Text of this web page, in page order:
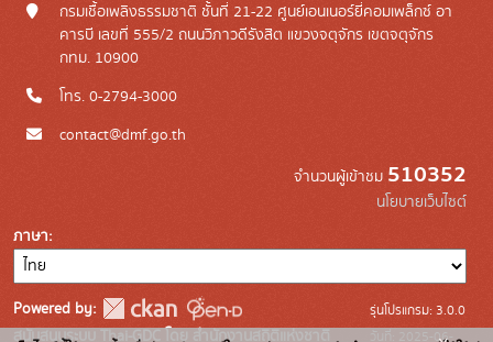
กรมเชื้อเพลิงธรรมชาติ ชั้นที่ 21-22 ศูนย์เอนเนอร์ยี่คอมเพล็กซ์ อา
คารบี เลขที่ 555/2 ถนนวิภาวดีรังสิต แขวงจตุจักร เขตจตุจักร
กทม. 10900
โทร. 0-2794-3000
contact@dmf.go.th
จำนวนผู้เข้าชม 510352
นโยบายเว็บไซต์
ภาษา
Powered by:
สนับสนุนระบบ Thai-GDC โดย สำนักงานสถิติแห่งชาติ
รุ่นโปรแกรม: 3.0.0
วันที่: 2025-06-